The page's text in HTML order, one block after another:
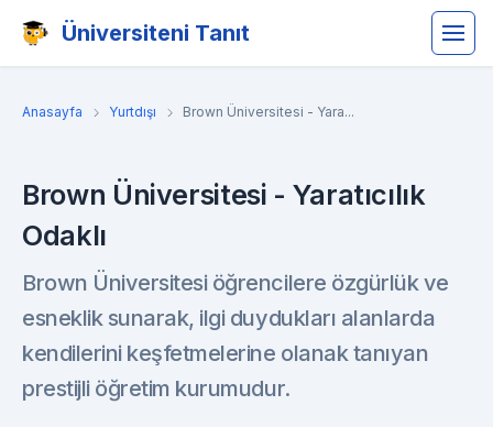
Üniversiteni Tanıt
Anasayfa Yurtdışı Brown Üniversitesi - Yara...
Brown Üniversitesi - Yaratıcılık
Odaklı
Brown Üniversitesi öğrencilere özgürlük ve
esneklik sunarak, ilgi duydukları alanlarda
kendilerini keşfetmelerine olanak tanıyan
prestijli öğretim kurumudur.